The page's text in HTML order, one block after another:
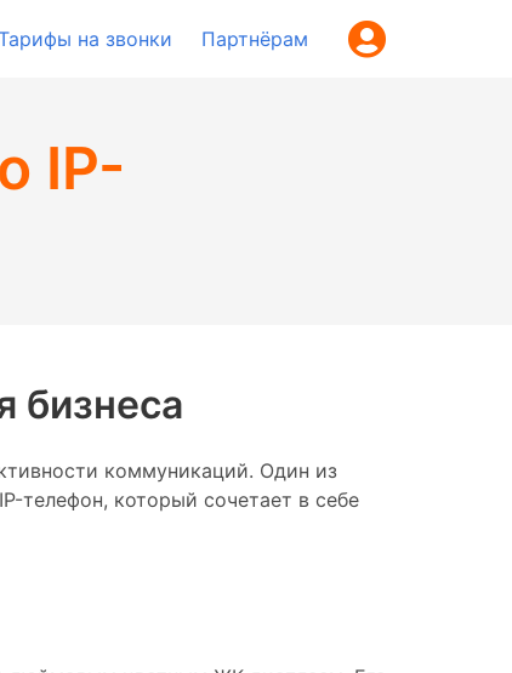
на звонки Партнёрам
IP-
бизнеса
коммуникаций. Один из
телефон, который сочетает в себе